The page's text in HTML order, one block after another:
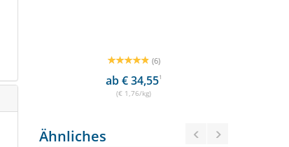
(6)
ab € 34,551
(€ 1,76/kg)
Ähnliches